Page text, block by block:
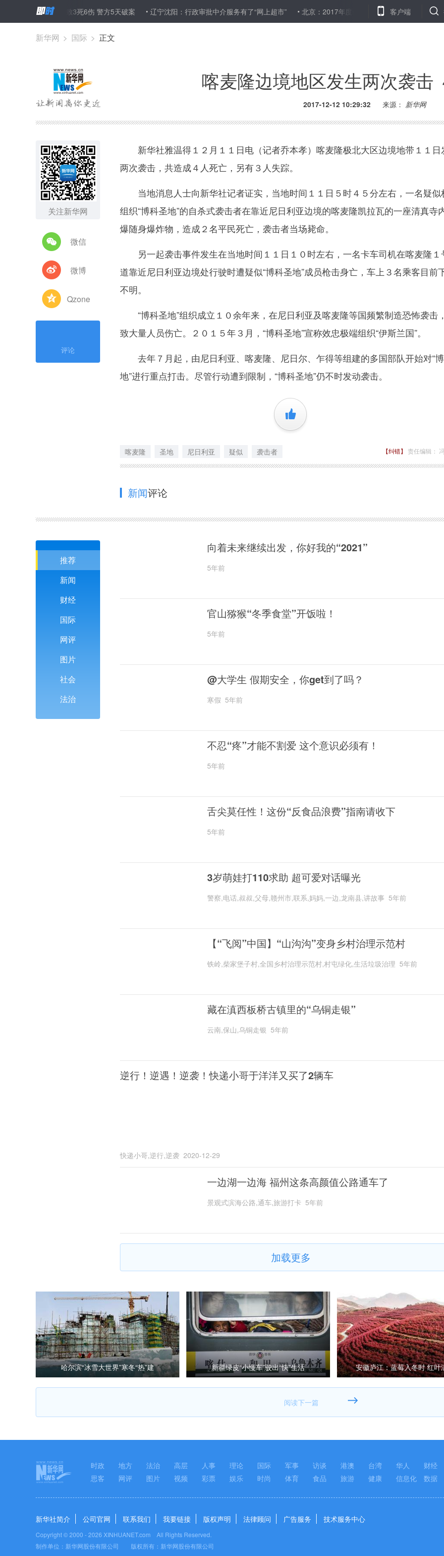
场开枪报复致3死6伤 警方5天破案 辽宁沈阳：行政审批中介服务有了“网上超市” 北京：2017年度保障性安居工程用地计划提前超额完
客户端
新华网 > 国际 > 正文
喀麦隆边境地区发生两次袭击
2017-12-12 10:29:32 来源： 新华网
关注新华网
微信
微博
Qzone
评论
新华社雅温得１２月１１日电（记者乔本孝）喀麦隆极北大区边境地带１１日
两次袭击，共造成４人死亡，另有３人失踪。
当地消息人士向新华社记者证实，当地时间１１日５时４５分左右，一名疑似
组织“博科圣地”的自杀式袭击者在靠近尼日利亚边境的喀麦隆凯拉瓦的一座清真寺
爆随身爆炸物，造成２名平民死亡，袭击者当场毙命。
另一起袭击事件发生在当地时间１１日１０时左右，一名卡车司机在喀麦隆１
道靠近尼日利亚边境处行驶时遭疑似“博科圣地”成员枪击身亡，车上３名乘客目前
不明。
“博科圣地”组织成立１０余年来，在尼日利亚及喀麦隆等国频繁制造恐怖袭击
致大量人员伤亡。２０１５年３月，“博科圣地”宣称效忠极端组织“伊斯兰国”。
去年７月起，由尼日利亚、喀麦隆、尼日尔、乍得等组建的多国部队开始对“
地”进行重点打击。尽管行动遭到限制，“博科圣地”仍不时发动袭击。
+1
喀麦隆 圣地 尼日利亚 疑似 袭击者 【纠错】 责任编辑：
新闻评论
推荐
新闻
财经
国际
网评
图片
社会
法治
向着未来继续出发，你好我的“2021”
5年前
官山猕猴“冬季食堂”开饭啦！
5年前
@大学生 假期安全，你get到了吗？
寒假 5年前
不忍“疼”才能不割爱 这个意识必须有！
5年前
舌尖莫任性！这份“反食品浪费”指南请收下
5年前
3岁萌娃打110求助 超可爱对话曝光
警察,电话,叔叔,父母,赣州市,联系,妈妈,一边,龙南县,讲故事 5年前
【“飞阅”中国】“山沟沟”变身乡村治理示范村
铁岭,柴家堡子村,全国乡村治理示范村,村屯绿化,生活垃圾治理 5年前
藏在滇西板桥古镇里的“乌铜走银”
云南,保山,乌铜走银 5年前
逆行！逆遇！逆袭！快递小哥于洋洋又买了2辆车
快递小哥,逆行,逆袭 2020-12-29
一边湖一边海 福州这条高颜值公路通车了
景观式滨海公路,通车,旅游打卡 5年前
加载更多
哈尔滨“冰雪大世界”寒冬“热”建 新疆绿皮“小慢车”驶出“快”生活 安徽庐江：蓝莓入冬时 红叶
时政 地方 法治 高层 人事 理论 国际 军事 访谈 港澳 台湾 华人
财经
思客
网评 图片 视频 彩票 娱乐 时尚 体育 食品 旅游 健康 信息化 数据
新华社简介 公司官网 联系我们 我要链接 版权声明 法律顾问 广告服务 技术服务中心
Copyright © 2000 -2026 XINHUANET.com All Rights Reserved.
制作单位：新华网股份有限公司 版权所有：新华网股份有限公司